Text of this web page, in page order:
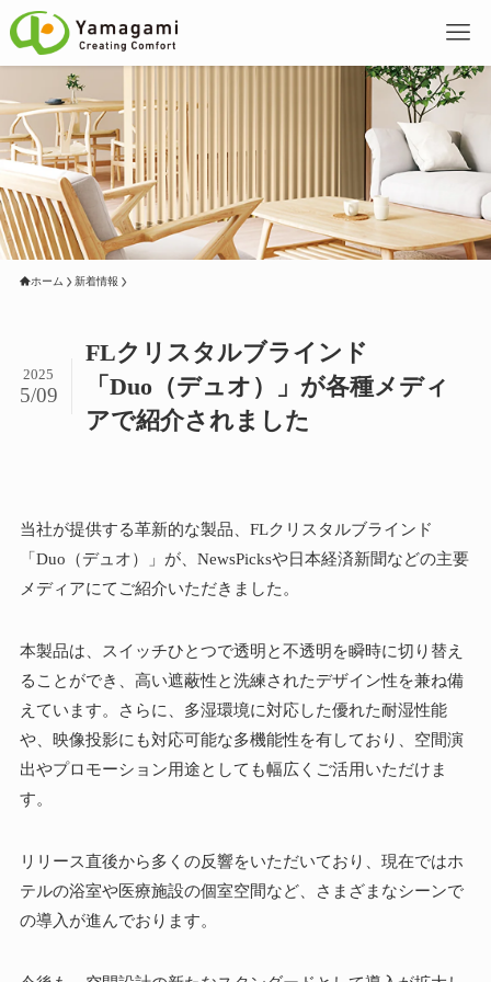
ホーム 新着情報
FLクリスタルブラインド
「Duo（デュオ）」が各種メディ
アで紹介されました
2025
5/09
当社が提供する革新的な製品、FLクリスタルブラインド
「Duo（デュオ）」が、NewsPicksや日本経済新聞などの主要
メディアにてご紹介いただきました。
本製品は、スイッチひとつで透明と不透明を瞬時に切り替え
ることができ、高い遮蔽性と洗練されたデザイン性を兼ね備
えています。さらに、多湿環境に対応した優れた耐湿性能
や、映像投影にも対応可能な多機能性を有しており、空間演
出やプロモーション用途としても幅広くご活用いただけま
す。
リリース直後から多くの反響をいただいており、現在ではホ
テルの浴室や医療施設の個室空間など、さまざまなシーンで
の導入が進んでおります。